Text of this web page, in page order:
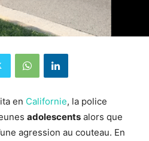
en Californie, la police
adolescents alors que
agression au couteau. En